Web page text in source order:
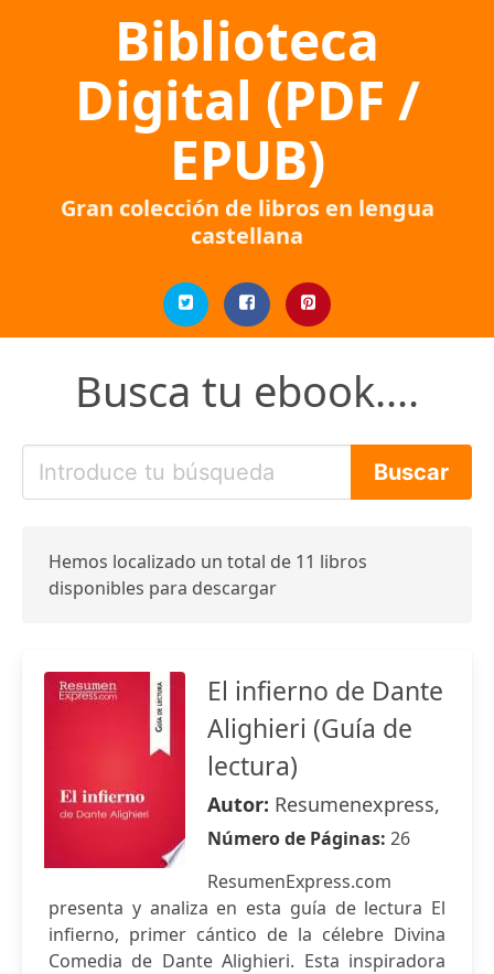
Biblioteca
Digital (PDF /
EPUB)
Gran colección de libros en lengua
castellana
Busca tu ebook....
Hemos localizado un total de 11 libros
disponibles para descargar
El infierno de Dante
Alighieri (Guía de
lectura)
Autor: Resumenexpress,
Número de Páginas: 26
ResumenExpress.com
presenta y analiza en esta guía de lectura El
infierno, primer cántico de la célebre Divina
Comedia de Dante Alighieri. Esta inspiradora